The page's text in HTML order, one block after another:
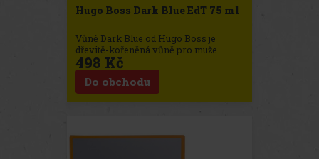
Hugo Boss Dark Blue EdT 75 ml
Vůně Dark Blue od Hugo Boss je
dřevitě-kořeněná vůně pro muže.
Hugo Boss Dark Blue byla uvedena na
trh v roce 1999. Svrchní tóny jsou
zázvor, grapefruit, pomeranč, limetka
a citron, střední tóny jsou cypřiš,
498 Kč
Do obchodu